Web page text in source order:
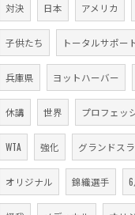
対決 日本 アメリカ
子供たち トータルサポー
兵庫県 ヨットハーバー
休講 世界 プロフェッ
WTA 強化 グランドス
オリジナル 錦織選手